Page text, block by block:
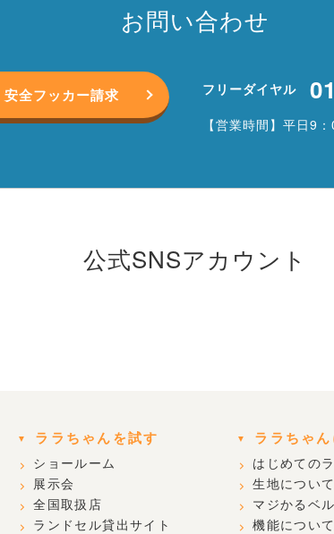
お問い合わせ
安全フッカー請求 フリーダイヤル
【営業時間】平日9
公式SNSアカウント
ララちゃんを試す
ショールーム
展示会
全国取扱店
ランドセル貸出サイト
ララちゃ
はじめての
生地について
マジかるベ
機能について